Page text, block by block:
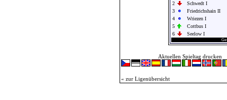
2
Schwedt I
3
Friedrichshain II
4
Wriezen I
5
Cottbus I
6
Seelow I
Aktuellen Spieltag drucken
« zur Ligenübersicht